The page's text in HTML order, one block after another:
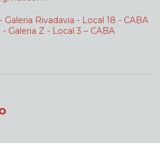
Galeria Rivadavia - Local 18 - CABA
Galeria Z - Local 3 – CABA